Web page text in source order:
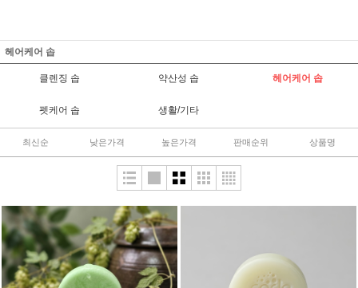
헤어케어 솝
클렌징 솝 약산성 솝 헤어케어 솝
펫케어 솝 생활/기타
최신순 낮은가격 높은가격 판매순위 상품명